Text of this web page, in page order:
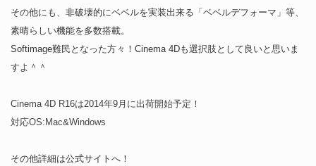
その他にも、非破壊的にベベルを実装出来る「ベベルデフォーマ」等、
素晴らしい機能を多数搭載。
Softimage難民となった方々！Cinema 4Dも選択肢として良いと思いま
すよ＾＾
Cinema 4D R16は2014年9月に出荷開始予定！
対応OS:Mac&Windows
その他詳細は公式サイトへ！